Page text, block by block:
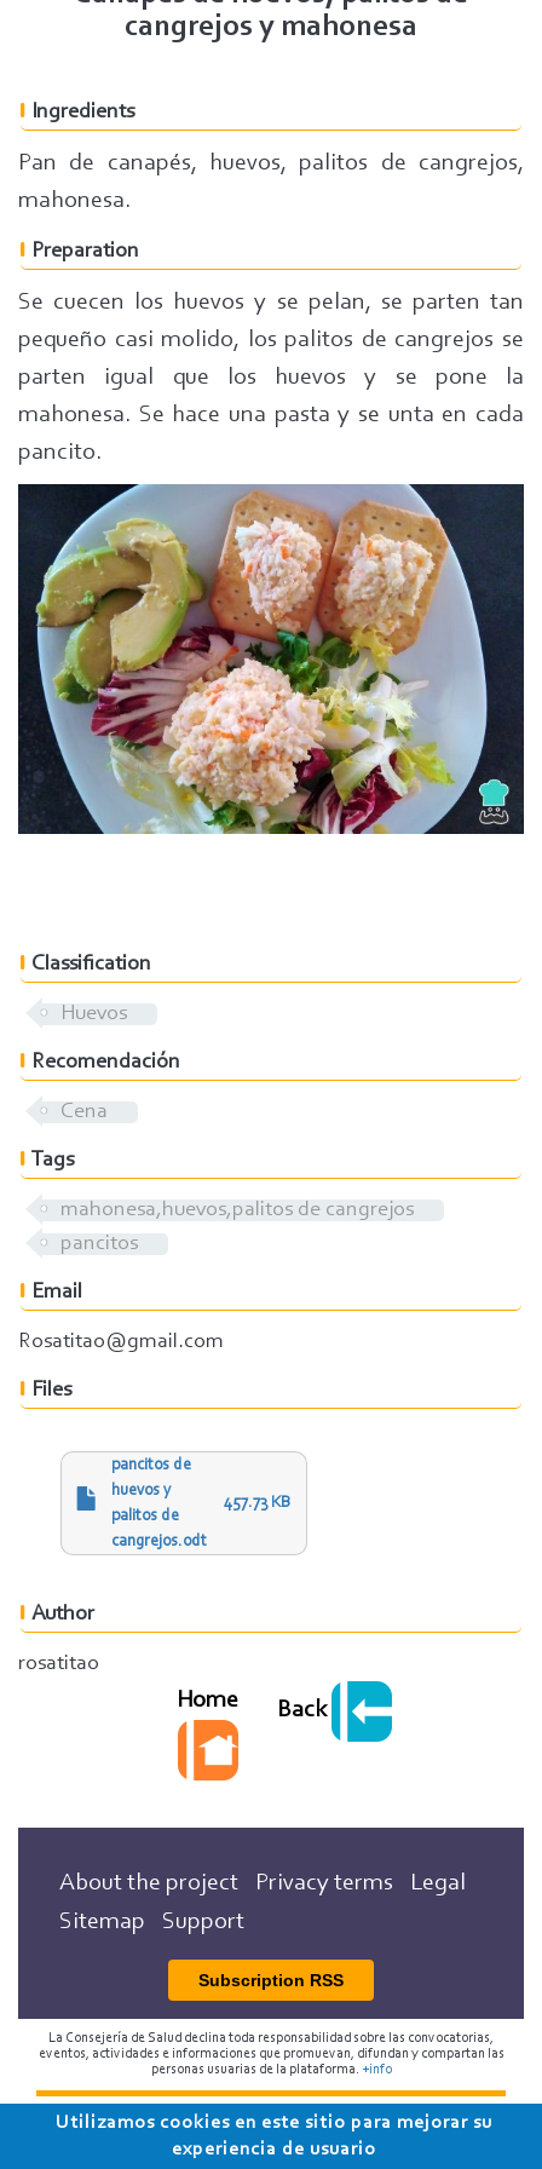
cangrejos y mahonesa
Ingredients
Pan de canapés, huevos, palitos de cangrejos,
mahonesa.
Preparation
Se cuecen los huevos y se pelan, se parten tan
pequeño casi molido, los palitos de cangrejos se
parten igual que los huevos y se pone la
mahonesa. Se hace una pasta y se unta en cada
pancito.
Classification
Huevos
Recomendación
Cena
Tags
mahonesa,huevos,palitos de cangrejos
pancitos
Email
Rosatitao@gmail.com
Files
pancitos de
huevos y
palitos de
cangrejos.odt
457.73 KB
Author
rosatitao
Home Back
About the project Privacy terms
Legal
Sitemap
Support
Subscription RSS
La Consejería de Salud declina toda responsabilidad sobre las convocatorias,
eventos, actividades e informaciones que promuevan, difundan y compartan las
personas usuarias de la plataforma. +info
2018 Programa de Envejecimiento Saludable de la
Consejería de Salud
Utilizamos cookies en este sitio para mejorar su
experiencia de usuario